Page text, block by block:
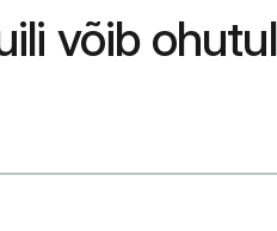
võib